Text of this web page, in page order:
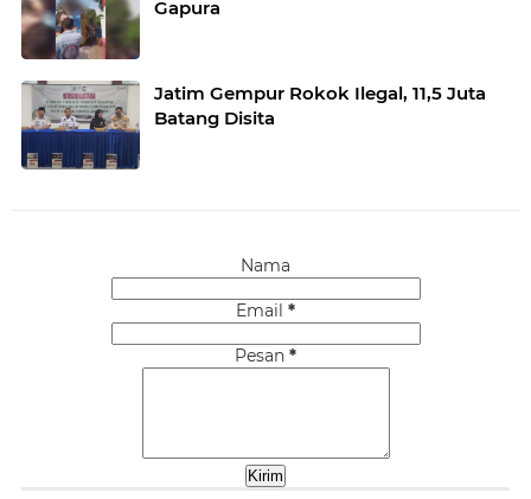
Gapura
Jatim Gempur Rokok Ilegal, 11,5 Juta
Batang Disita
Nama
Email *
Pesan *